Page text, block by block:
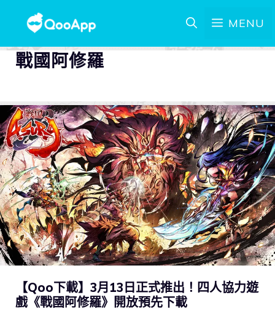
MENU
戰國阿修羅
【Qoo下載】3月13日正式推出！四人協力遊
戲《戰國阿修羅》開放預先下載